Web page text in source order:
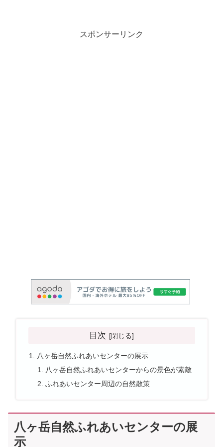
スポンサーリンク
目次
八ヶ岳自然ふれあいセンターの展示
八ヶ岳自然ふれあいセンターからの景色が素敵
ふれあいセンター周辺の自然散策
八ヶ岳自然ふれあいセンターの展
示